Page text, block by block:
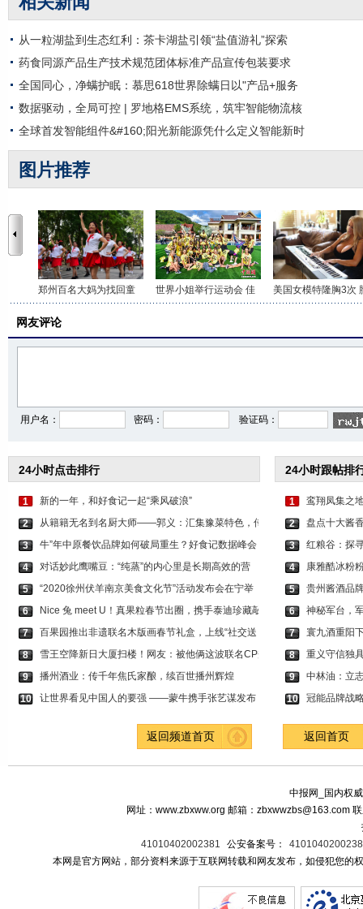
从一粒湖盐到生态红利：茶卡湖盐引领“盐值游礼”探索
药食同源产品生产技术规范团体标准产品宣传包装要求
全国同心，净螨护眠：慕思618世界除螨日以"产品+服务
数据驱动，全局可控 | 罗地格EMS系统，筑牢智能物流核
全球首发智能组件&#160;阳光新能源凭什么定义智能新时
图片推荐
郑州百名大妈为找回童 世界小姐举行运动会 佳 美国女模特隆胸3次
网友评论
用户名： 密码： 验证码：
24小时点击排行
1
新的一年，和好食记一起“乘风破浪”
2
从籍籍无名到名厨大师——郭义：汇集豫菜特色，传
3
牛”年中原餐饮品牌如何破局重生？好食记数据峰会
4
对话妙此鹰嘴豆：“纯蒸”的内心里是长期高效的营
5
“2020徐州伏羊南京美食文化节”活动发布会在宁举
6
Nice 兔 meet U！真果粒春节出圈，携手泰迪珍藏敲
7
百果园推出非遗联名木版画春节礼盒，上线“社交送
8
雪王空降新日大厦扫楼！网友：被他俩这波联名CP秀
9
播州酒业：传千年焦氏家酿，续百世播州辉煌
10
让世界看见中国人的要强 ——蒙牛携手张艺谋发布
24小时跟帖排
1
鸾翔凤集之
2
盘点十大酱
3
红粮谷：探
4
康雅酷冰粉
5
贵州酱酒品
6
神秘军台，
7
寰九酒重阳
8
重义守信独
9
中林油：立
10
冠能品牌战
返回频道首页 返回首页
中报网_国内权
网址：www.zbxww.org 邮箱：zbxwwzbs@163.com
41010402002381
公安备案号：
本网是官方网站，部分资料来源于互联网转载和网友发布，如侵犯您的